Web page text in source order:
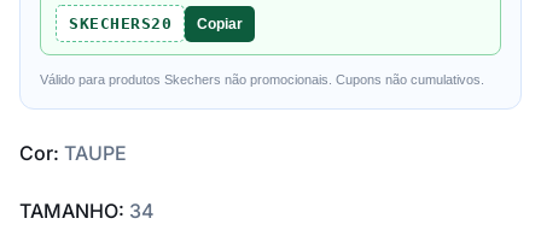
SKECHERS20 Copiar
Válido para produtos Skechers não promocionais. Cupons não cumulativos.
Cor: TAUPE
TAMANHO: 34